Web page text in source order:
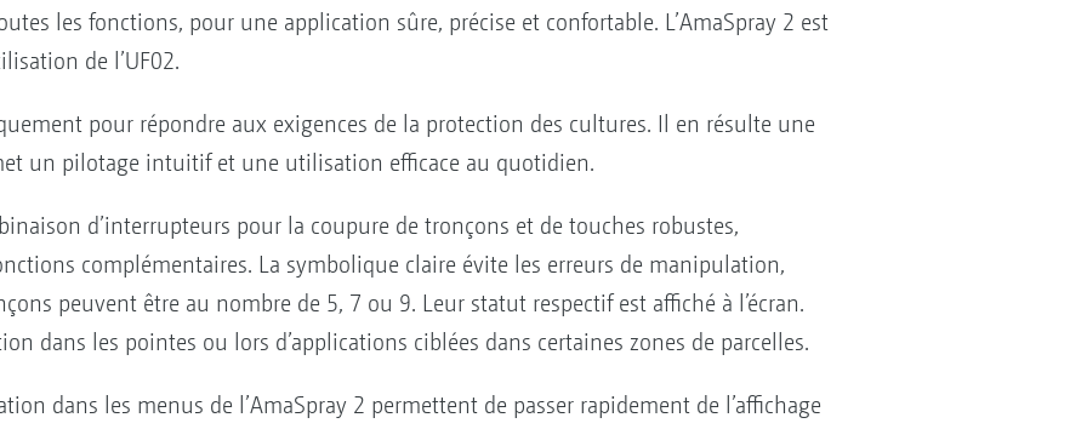
les fonctions, pour une application sûre, précise et confortable. L’AmaSpray 2 est
de l’UF02.
pour répondre aux exigences de la protection des cultures. Il en résulte une
un pilotage intuitif et une utilisation efficace au quotidien.
d’interrupteurs pour la coupure de tronçons et de touches robustes,
complémentaires. La symbolique claire évite les erreurs de manipulation,
peuvent être au nombre de 5, 7 ou 9. Leur statut respectif est affiché à l’écran.
dans les pointes ou lors d’applications ciblées dans certaines zones de parcelles.
dans les menus de l’AmaSpray 2 permettent de passer rapidement de l’affichage